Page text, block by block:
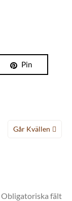
Pin
Går Kvällen
Obligatoriska fält